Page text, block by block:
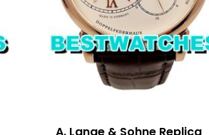
A. Lange & Sohne Replica